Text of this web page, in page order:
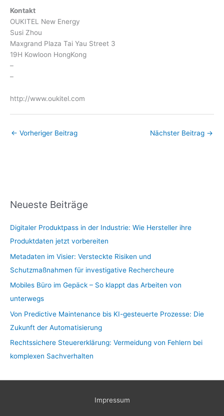
Kontakt
OUKITEL New Energy
Susi Zhou
Maxgrand Plaza Tai Yau Street 3
19H Kowloon HongKong
–
–
http://www.oukitel.com
← Vorheriger Beitrag Nächster Beitrag →
Neueste Beiträge
Digitaler Produktpass in der Industrie: Wie Hersteller ihre
Produktdaten jetzt vorbereiten
Metadaten im Visier: Versteckte Risiken und
Schutzmaßnahmen für investigative Rechercheure
Mobiles Büro im Gepäck – So klappt das Arbeiten von
unterwegs
Von Predictive Maintenance bis KI-gesteuerte Prozesse: Die
Zukunft der Automatisierung
Rechtssichere Steuererklärung: Vermeidung von Fehlern bei
komplexen Sachverhalten
Impressum